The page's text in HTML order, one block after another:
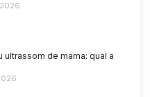
ultrassom de mama: qual a